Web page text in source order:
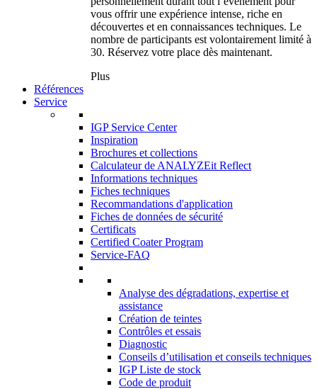
vous offrir une expérience intense, riche en
découvertes et en connaissances techniques. Le
nombre de participants est volontairement limité à
30. Réservez votre place dès maintenant.
Plus
Références
Service
IGP Service Center
Inspiration
Brochures et collections
Calculateur de ANALYZEit Reflect
Informations techniques
Fiches techniques
Recommandations d'application
Fiches de données de sécurité
Certificats
Certified Coater Program
Service-FAQ
Analyse des dégradations, expertise et
assistance
Création de teintes
Contrôles et essais
Diagnostic
Conseils d’utilisation et conseils techniques
IGP Liste de stock
Code de produit